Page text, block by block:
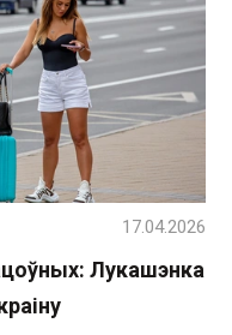
Лукашэнка
17.04.2026